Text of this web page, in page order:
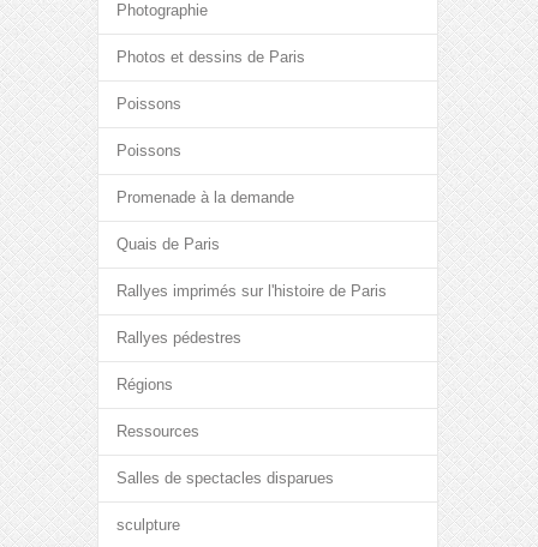
Photographie
Photos et dessins de Paris
Poissons
Poissons
Promenade à la demande
Quais de Paris
Rallyes imprimés sur l'histoire de Paris
Rallyes pédestres
Régions
Ressources
Salles de spectacles disparues
sculpture